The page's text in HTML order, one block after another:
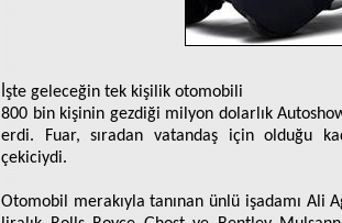
İşte geleceğin tek kişilik otomobili
800 bin kişinin gezdiği milyon dolarlık
erdi. Fuar, sıradan vatandaş için olduğu
çekiciydi.
Otomobil merakıyla tanınan ünlü işadamı Ali